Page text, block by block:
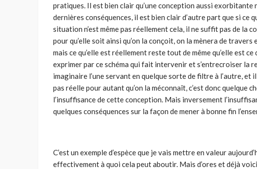
pratiques. Il est bien clair qu’une conception aussi exorbitante
dernières conséquences, il est bien clair d’autre part que si ce
situation n’est même pas réellement cela, il ne suffit pas de la
pour qu’elle soit ainsi qu’on la conçoit, on la mènera de
mais ce qu’elle est réellement reste tout de même qu’elle est ce
exprimer par ce schéma qui fait intervenir et s’entrecroiser la
imaginaire l’une servant en quelque sorte de filtre à l’autre, et
pas réelle pour autant qu’on la méconnaît, c’est donc quelque
l’insuffisance de cette conception. Mais inver­sement
quelques conséquences sur la façon de mener à bonne fin
C’est un exemple d’espèce que je vais mettre en valeur
effectivement à quoi cela peut aboutir. Mais d’ores et déjà